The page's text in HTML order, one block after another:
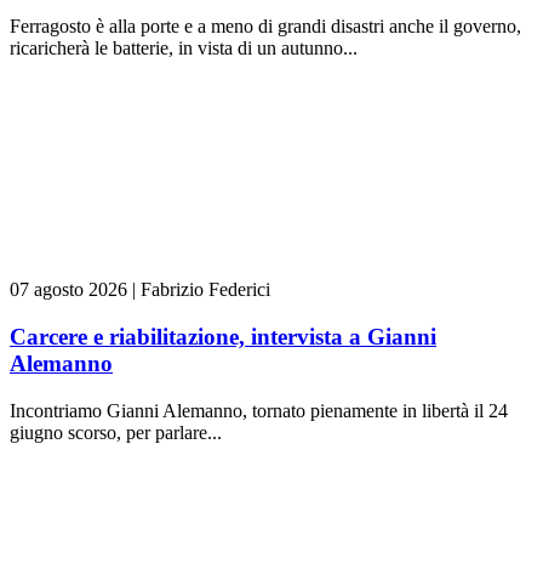
Ferragosto è alla porte e a meno di grandi disastri anche il governo,
ricaricherà le batterie, in vista di un autunno...
07 agosto 2026 | Fabrizio Federici
Carcere e riabilitazione, intervista a Gianni
Alemanno
Incontriamo Gianni Alemanno, tornato pienamente in libertà il 24
giugno scorso, per parlare...